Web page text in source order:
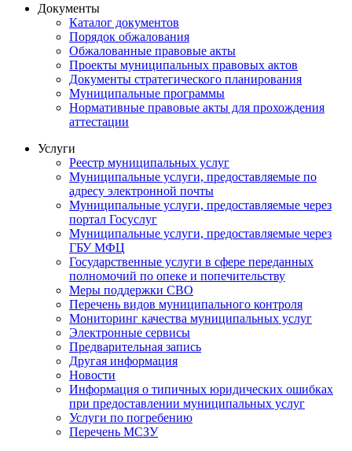
Документы
Каталог документов
Порядок обжалования
Обжалованные правовые акты
Проекты муниципальных правовых актов
Документы стратегического планирования
Муниципальные программы
Нормативные правовые акты для прохождения
аттестации
Услуги
Реестр муниципальных услуг
Муниципальные услуги, предоставляемые по
адресу электронной почты
Муниципальные услуги, предоставляемые через
портал Госуслуг
Муниципальные услуги, предоставляемые через
ГБУ МФЦ
Государственные услуги в сфере переданных
полномочий по опеке и попечительству
Меры поддержки СВО
Перечень видов муниципального контроля
Мониторинг качества муниципальных услуг
Электронные сервисы
Предварительная запись
Другая информация
Новости
Информация о типичных юридических ошибках
при предоставлении муниципальных услуг
Услуги по погребению
Перечень МСЗУ